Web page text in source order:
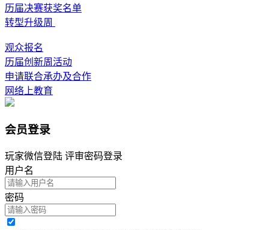
历届决赛获奖名单
转型升级周
观众报名
历届创新周活动
申请联合承办及合作
网络上教育
会员登录
玩家微信登陆 评审密码登录
用户名
密码